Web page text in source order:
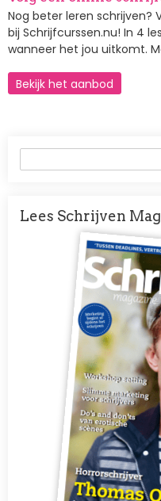
Nog beter leren schrijven?
bij Schrijfcurssen.nu! In 4
wanneer het jou uitkomt.
Bekijk het aanbod
Lees Schrijven
Afbeelding